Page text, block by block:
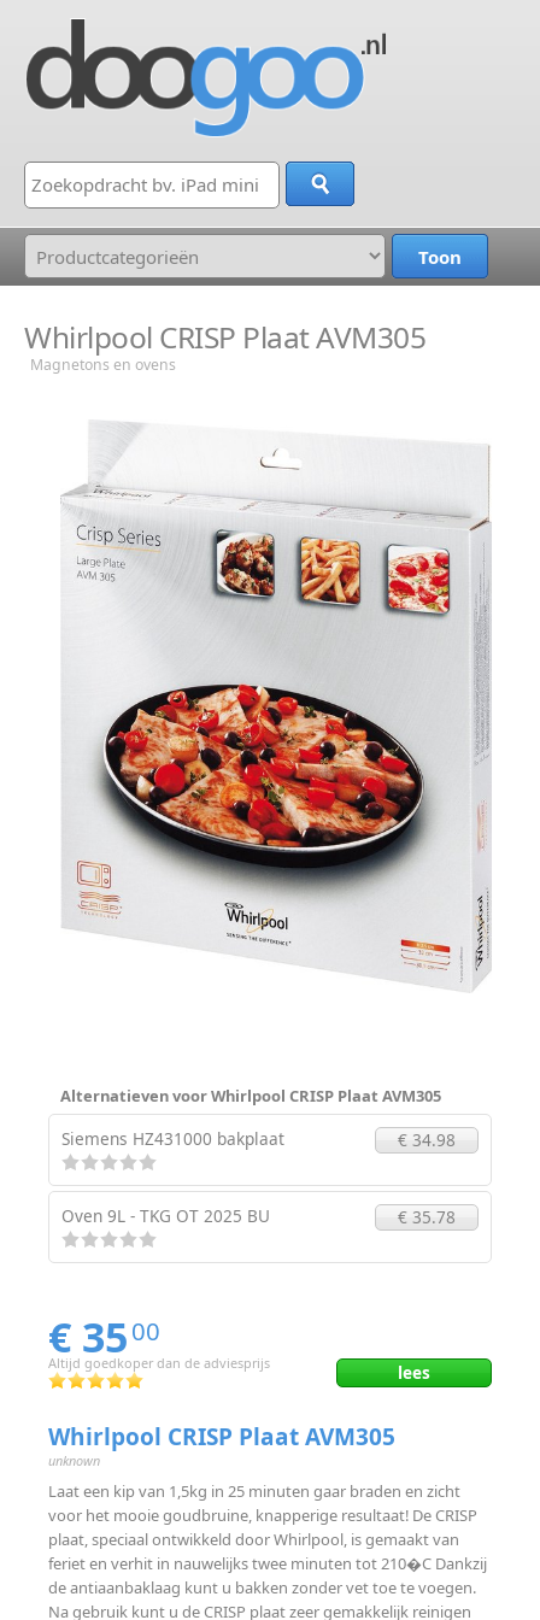
Whirlpool CRISP Plaat AVM305
Magnetons en ovens
Alternatieven voor Whirlpool CRISP Plaat AVM305
Siemens HZ431000 bakplaat € 34.98
Oven 9L - TKG OT 2025 BU € 35.78
€ 3500
Altijd goedkoper dan de adviesprijs lees
Whirlpool CRISP Plaat AVM305
unknown
Laat een kip van 1,5kg in 25 minuten gaar braden en zicht
voor het mooie goudbruine, knapperige resultaat! De CRISP
plaat, speciaal ontwikkeld door Whirlpool, is gemaakt van
feriet en verhit in nauwelijks twee minuten tot 210�C Dankzij
de antiaanbaklaag kunt u bakken zonder vet toe te voegen.
Na gebruik kunt u de CRISP plaat zeer gemakkelijk reinigen